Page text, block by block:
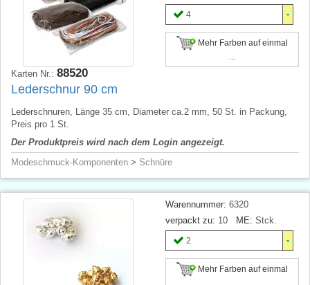
4
Mehr Farben auf einmal
Karten Nr.: 88520
Lederschnur 90 cm
Lederschnuren, Länge 35 cm, Diameter ca.2 mm, 50 St. in Packung,
Preis pro 1 St.
Der Produktpreis wird nach dem Login angezeigt.
Modeschmuck-Komponenten > Schnüre
Warennummer: 6320
verpackt zu: 10 ME: Stck.
2
Mehr Farben auf einmal